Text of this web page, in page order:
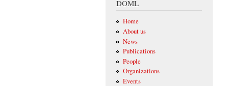
DOML
Home
About us
News
Publications
People
Organizations
Events